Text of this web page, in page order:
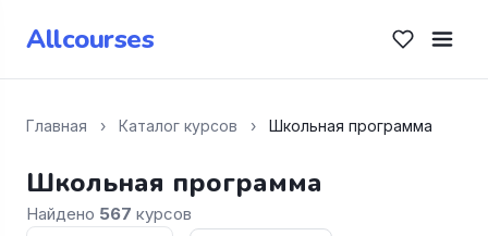
Allcourses
Главная › Каталог курсов › Школьная программа
Школьная программа
Найдено 567 курсов